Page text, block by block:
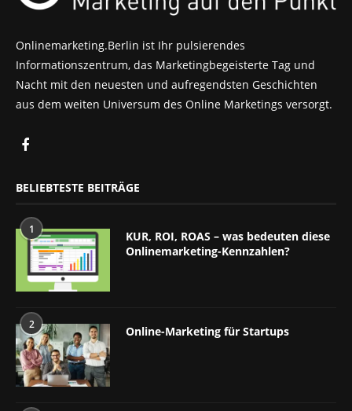
Onlinemarketing.Berlin ist Ihr pulsierendes
Informationszentrum, das Marketingbegeisterte Tag und
Nacht mit den neuesten und aufregendsten Geschichten
aus dem weiten Universum des Online Marketings versorgt.
BELIEBTESTE BEITRÄGE
1
KUR, ROI, ROAS – was bedeuten diese
Onlinemarketing-Kennzahlen?
2 Online-Marketing für Startups